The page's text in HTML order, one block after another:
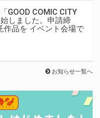
GOOD COMIC CITY
しました。申請締
品を イベント会場で
お知らせ一覧へ